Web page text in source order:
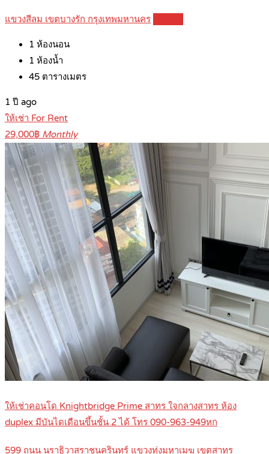
แขวงสีลม เขตบางรัก กรุงเทพมหานคร
1 ห้องนอน
1 ห้องน้ำ
45 ตารางเมตร
1 ปี ago
ให้เช่า For Rent
29,000฿ Monthly
ให้เช่าคอนโด Knightbridge Prime สาทร ใจกลางสาทร ห้อง
duplex มีบันไดเดือนขึ้นชั้น 2 ได้ โทร 090-963-949หก
599 ถนน นราธิวาสราชนครินทร์ แขวงทุ่งมหาเมฆ เขตสาทร